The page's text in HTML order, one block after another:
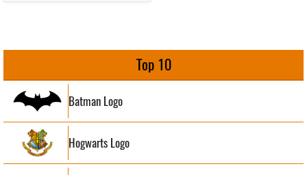
Top 10
Batman Logo
Hogwarts Logo